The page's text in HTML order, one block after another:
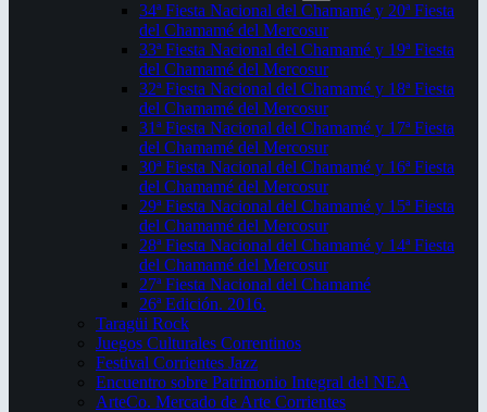
34ª Fiesta Nacional del Chamamé y 20ª Fiesta
del Chamamé del Mercosur
33ª Fiesta Nacional del Chamamé y 19ª Fiesta
del Chamamé del Mercosur
32ª Fiesta Nacional del Chamamé y 18ª Fiesta
del Chamamé del Mercosur
31ª Fiesta Nacional del Chamamé y 17ª Fiesta
del Chamamé del Mercosur
30ª Fiesta Nacional del Chamamé y 16ª Fiesta
del Chamamé del Mercosur
29ª Fiesta Nacional del Chamamé y 15ª Fiesta
del Chamamé del Mercosur
28ª Fiesta Nacional del Chamamé y 14ª Fiesta
del Chamamé del Mercosur
27ª Fiesta Nacional del Chamamé
26ª Edición. 2016.
Taragüi Rock
Juegos Culturales Correntinos
Festival Corrientes Jazz
Encuentro sobre Patrimonio Integral del NEA
ArteCo. Mercado de Arte Corrientes